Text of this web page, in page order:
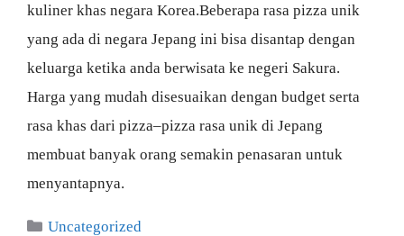
kuliner khas negara Korea.Beberapa rasa pizza unik
yang ada di negara Jepang ini bisa disantap dengan
keluarga ketika anda berwisata ke negeri Sakura.
Harga yang mudah disesuaikan dengan budget serta
rasa khas dari pizza–pizza rasa unik di Jepang
membuat banyak orang semakin penasaran untuk
menyantapnya.
Categories
Uncategorized